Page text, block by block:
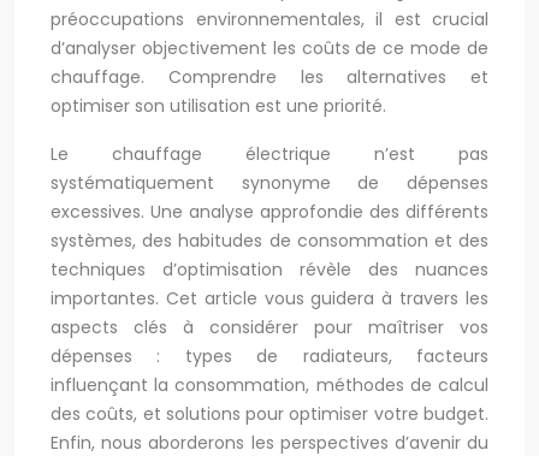
préoccupations environnementales, il est crucial
d’analyser objectivement les coûts de ce mode de
chauffage. Comprendre les alternatives et
optimiser son utilisation est une priorité.
Le chauffage électrique n’est pas
systématiquement synonyme de dépenses
excessives. Une analyse approfondie des différents
systèmes, des habitudes de consommation et des
techniques d’optimisation révèle des nuances
importantes. Cet article vous guidera à travers les
aspects clés à considérer pour maîtriser vos
dépenses : types de radiateurs, facteurs
influençant la consommation, méthodes de calcul
des coûts, et solutions pour optimiser votre budget.
Enfin, nous aborderons les perspectives d’avenir du